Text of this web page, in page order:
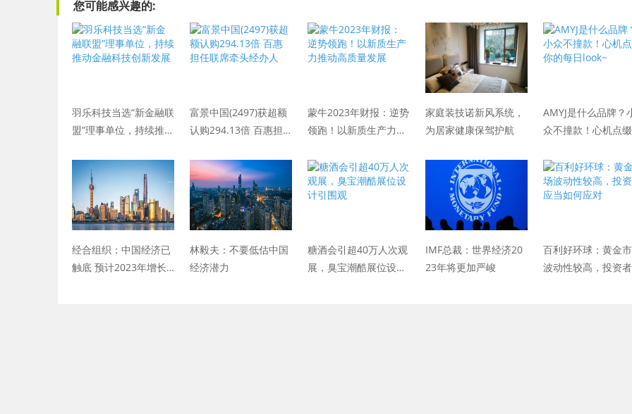
您可能感兴趣的:
羽乐科技当选“新金融联
盟”理事单位，持续推动
富景中国(2497)获超额
认购294.13倍 百惠担
蒙牛2023年财报：逆势
领跑！以新质生产力推
家庭装技诺新风系统，
为居家健康保驾护航
AMYJ是什么品牌？
众不撞款！心机点
经合组织：中国经济已
触底 预计2023年增长
林毅夫：不要低估中国
经济潜力
糖酒会引超40万人次观
展，臭宝潮酷展位设计
IMF总裁：世界经济20
23年将更加严峻
百利好环球：黄金
波动性较高，投资